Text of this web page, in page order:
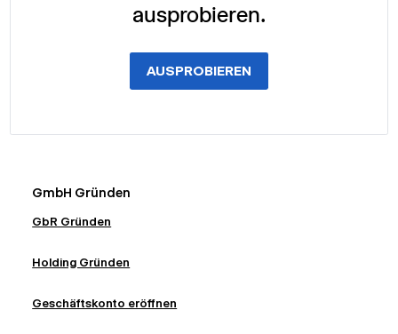
ausprobieren.
AUSPROBIEREN
GmbH Gründen
GbR Gründen
Holding Gründen
Geschäftskonto eröffnen